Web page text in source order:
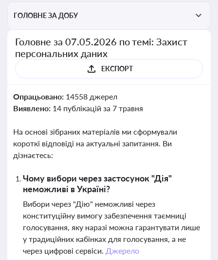
ГОЛОВНЕ ЗА ДОБУ
Головне за 07.05.2026 по темі: Захист
персональних даних
ЕКСПОРТ
Опрацьовано: 14558 джерел
Виявлено: 14 публікацій за 7 травня
На основі зібраних матеріалів ми сформували
короткі відповіді на актуальні запитання. Ви
дізнаєтесь:
Чому вибори через застосунок "Дія"
неможливі в Україні?
Вибори через "Дію" неможливі через
конституційну вимогу забезпечення таємниці
голосування, яку наразі можна гарантувати лише
у традиційних кабінках для голосування, а не
через цифрові сервіси. Джерело